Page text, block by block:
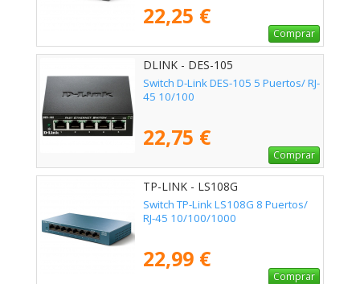
22,25 €
Comprar
DLINK - DES-105
Switch D-Link DES-105 5 Puertos/ RJ-
45 10/100
22,75 €
Comprar
TP-LINK - LS108G
Switch TP-Link LS108G 8 Puertos/
RJ-45 10/100/1000
22,99 €
Comprar